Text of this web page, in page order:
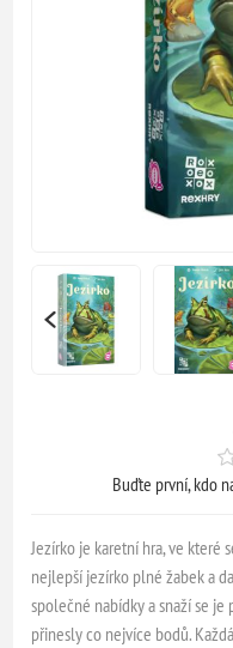
Buďte první, kdo
Jezírko je karetní hra, ve které
nejlepší jezírko plné žabek a
společné nabídky a snaží se
přinesly co nejvíce bodů.